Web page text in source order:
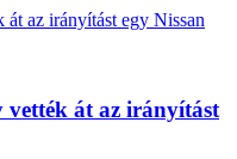
át az irányítást